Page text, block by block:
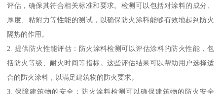
评估，确保其符合相关标准和要求。检测可以包括对涂料的成分、
厚度、粘附力等性能的测试，以确保防火涂料能够有效地起到防火
隔热的作用。
2. 提供防火性能评估：防火涂料检测可以评估涂料的防火性能，包
括防火等级、耐火时间等指标。这些评估结果可以帮助用户选择适
合的防火涂料，以满足建筑物的防火要求。
3. 保障建筑物的安全：防火涂料检测可以确保建筑物的防火安全